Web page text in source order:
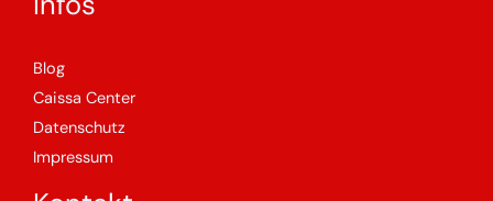
Blog
Caissa Center
Datenschutz
Impressum